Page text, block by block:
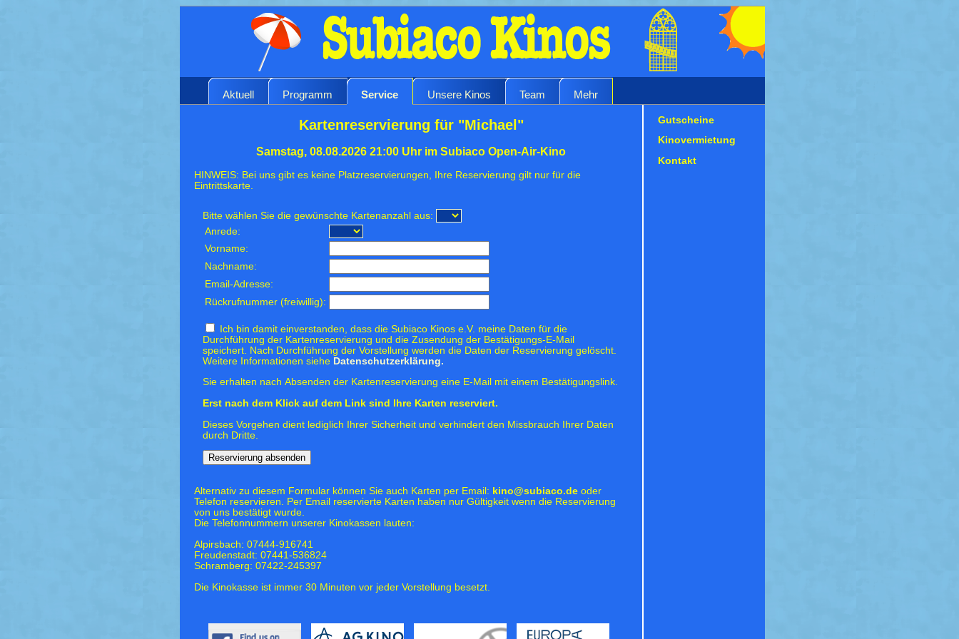
Aktuell Programm Service Unsere Kinos Team Mehr
Kartenreservierung für "Michael"
Samstag, 08.08.2026 21:00 Uhr im Subiaco Open-Air-Kino
HINWEIS: Bei uns gibt es keine Platzreservierungen, Ihre Reservierung gilt nur für die
Eintrittskarte.
Bitte wählen Sie die gewünschte Kartenanzahl aus:
Anrede:
Vorname:
Nachname:
Email-Adresse:
Rückrufnummer (freiwillig):
Ich bin damit einverstanden, dass die Subiaco Kinos e.V. meine Daten für die
Durchführung der Kartenreservierung und die Zusendung der Bestätigungs-E-Mail
speichert. Nach Durchführung der Vorstellung werden die Daten der Reservierung gelöscht.
Weitere Informationen siehe Datenschutzerklärung.
Sie erhalten nach Absenden der Kartenreservierung eine E-Mail mit einem Bestätigungslink.
Erst nach dem Klick auf dem Link sind Ihre Karten reserviert.
Dieses Vorgehen dient lediglich Ihrer Sicherheit und verhindert den Missbrauch Ihrer Daten
durch Dritte.
Alternativ zu diesem Formular können Sie auch Karten per Email: kino@subiaco.de oder
Telefon reservieren. Per Email reservierte Karten haben nur Gültigkeit wenn die Reservierung
von uns bestätigt wurde.
Die Telefonnummern unserer Kinokassen lauten:
Alpirsbach: 07444-916741
Freudenstadt: 07441-536824
Schramberg: 07422-245397
Die Kinokasse ist immer 30 Minuten vor jeder Vorstellung besetzt.
Gutscheine
Kinovermietung
Kontakt